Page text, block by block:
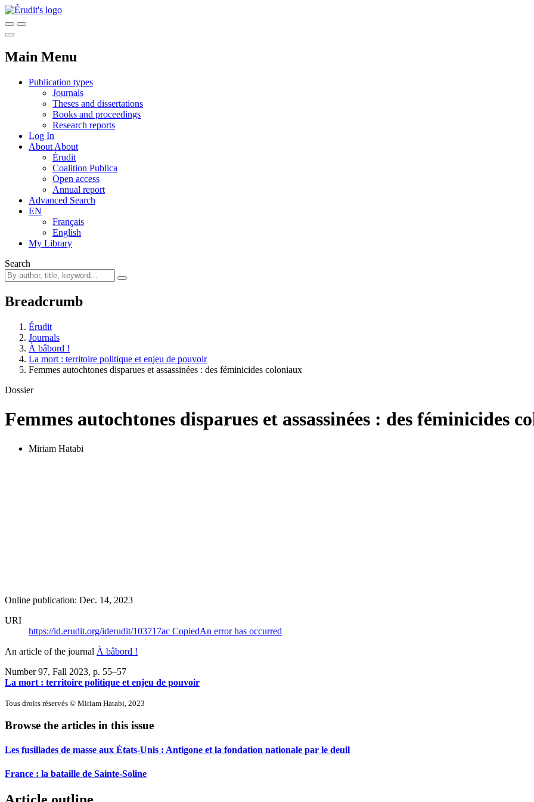
Main Menu
Publication types
Journals
Theses and dissertations
Books and proceedings
Research reports
Log In
About About
Érudit
Coalition Publica
Open access
Annual report
Advanced Search
EN
Français
English
My Library
Search
Breadcrumb
Érudit
Journals
À bâbord !
La mort : territoire politique et enjeu de pouvoir
Femmes autochtones disparues et assassinées : des féminicides coloniaux
Dossier
Femmes autochtones disparues et assassinées : des féminicides
Miriam Hatabi
Online publication: Dec. 14, 2023
URI
https://id.erudit.org/iderudit/103717ac CopiedAn error has occurred
An article of the journal À bâbord !
Number 97, Fall 2023, p. 55–57
La mort : territoire politique et enjeu de pouvoir
Tous droits réservés © Miriam Hatabi, 2023
Browse the articles in this issue
Les fusillades de masse aux États‑Unis : Antigone et la fondation nationale par le deuil
France : la bataille de Sainte-Soline